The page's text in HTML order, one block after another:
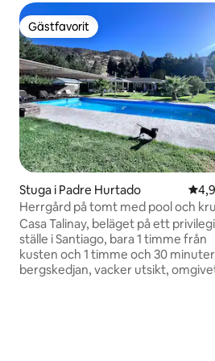
Gästfavorit
Gästfavorit
Stuga i Padre Hurtado
Herrgård på tomt med pool och
(15 pers)
Casa Talinay, beläget på ett
ställe i Santiago, bara 1 timme från
kusten och 1 timme och 30
bergskedjan, vacker utsikt,